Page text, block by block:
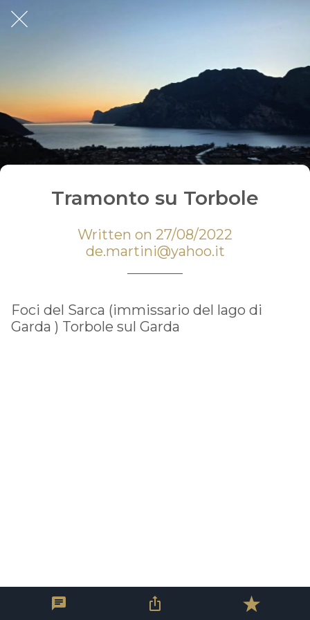
Tramonto su Torbole
Written on 27/08/2022
de.martini@yahoo.it
Foci del Sarca (immissario del lago di
Garda ) Torbole sul Garda